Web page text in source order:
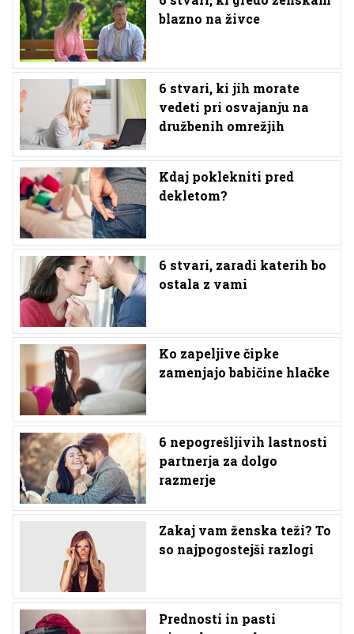
blazno na živce
6 stvari, ki jih morate
vedeti pri osvajanju na
družbenih omrežjih
Kdaj poklekniti pred
dekletom?
6 stvari, zaradi katerih bo
ostala z vami
Ko zapeljive čipke
zamenjajo babičine hlačke
6 nepogrešljivih lastnosti
partnerja za dolgo
razmerje
Zakaj vam ženska teži? To
so najpogostejši razlogi
Prednosti in pasti